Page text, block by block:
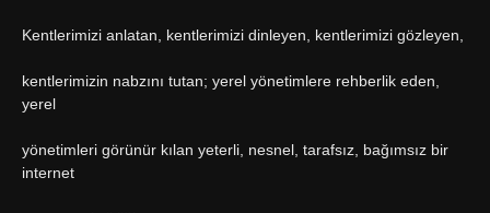
Kentlerimizi anlatan, kentlerimizi dinleyen, kentlerimizi gözleyen,
kentlerimizin nabzını tutan; yerel yönetimlere rehberlik eden,
yerel
yönetimleri görünür kılan yeterli, nesnel, tarafsız, bağımsız bir
internet